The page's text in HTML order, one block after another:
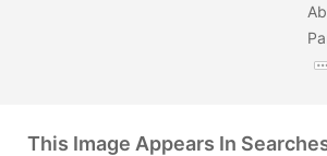
This Image Appears In